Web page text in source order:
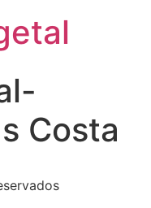
Costa